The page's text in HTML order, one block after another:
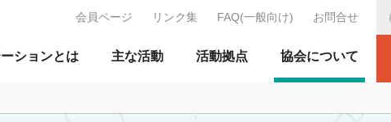
活動法人 日本ファシリテーショ
ションとは 主な活動 活動拠点 協会について
会員ページ リンク集 FAQ(一般向け) お問合せ